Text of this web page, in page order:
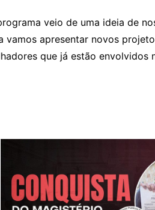
veio de uma ideia de
vamos apresentar novos
que já estão envolvidos